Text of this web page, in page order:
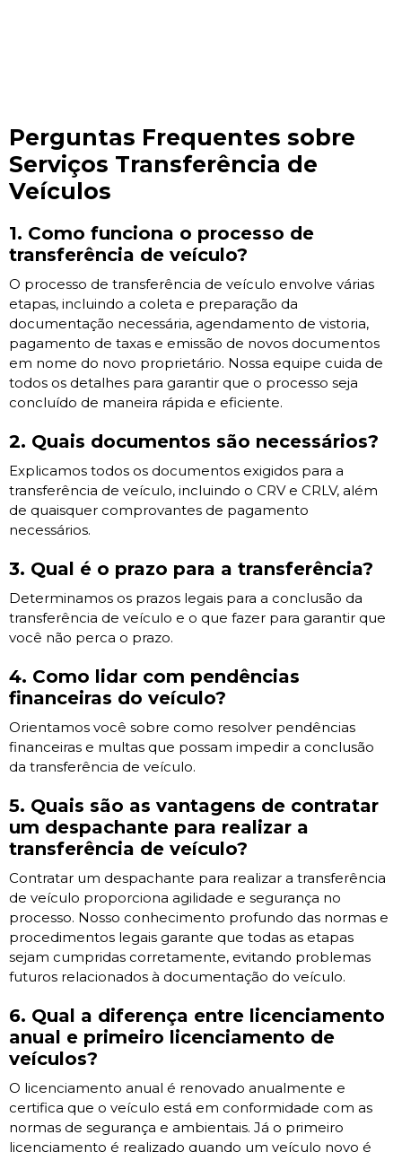
Perguntas Frequentes sobre
Serviços Transferência de
Veículos
1. Como funciona o processo de
transferência de veículo?
O processo de transferência de veículo envolve várias
etapas, incluindo a coleta e preparação da
documentação necessária, agendamento de vistoria,
pagamento de taxas e emissão de novos documentos
em nome do novo proprietário. Nossa equipe cuida de
todos os detalhes para garantir que o processo seja
concluído de maneira rápida e eficiente.
2. Quais documentos são necessários?
Explicamos todos os documentos exigidos para a
transferência de veículo, incluindo o CRV e CRLV, além
de quaisquer comprovantes de pagamento
necessários.
3. Qual é o prazo para a transferência?
Determinamos os prazos legais para a conclusão da
transferência de veículo e o que fazer para garantir que
você não perca o prazo.
4. Como lidar com pendências
financeiras do veículo?
Orientamos você sobre como resolver pendências
financeiras e multas que possam impedir a conclusão
da transferência de veículo.
5. Quais são as vantagens de contratar
um despachante para realizar a
transferência de veículo?
Contratar um despachante para realizar a transferência
de veículo proporciona agilidade e segurança no
processo. Nosso conhecimento profundo das normas e
procedimentos legais garante que todas as etapas
sejam cumpridas corretamente, evitando problemas
futuros relacionados à documentação do veículo.
6. Qual a diferença entre licenciamento
anual e primeiro licenciamento de
veículos?
O licenciamento anual é renovado anualmente e
certifica que o veículo está em conformidade com as
normas de segurança e ambientais. Já o primeiro
licenciamento é realizado quando um veículo novo é